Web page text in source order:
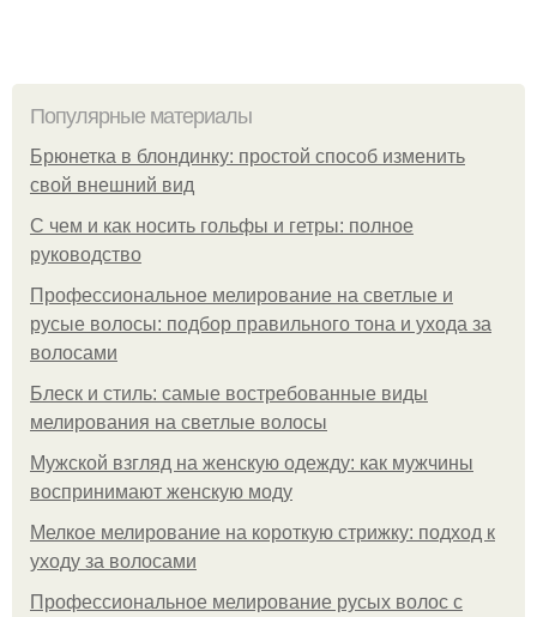
Популярные материалы
Брюнетка в блондинку: простой способ изменить
свой внешний вид
С чем и как носить гольфы и гетры: полное
руководство
Профессиональное мелирование на светлые и
русые волосы: подбор правильного тона и ухода за
волосами
Блеск и стиль: самые востребованные виды
мелирования на светлые волосы
Мужской взгляд на женскую одежду: как мужчины
воспринимают женскую моду
Мелкое мелирование на короткую стрижку: подход к
уходу за волосами
Профессиональное мелирование русых волос с